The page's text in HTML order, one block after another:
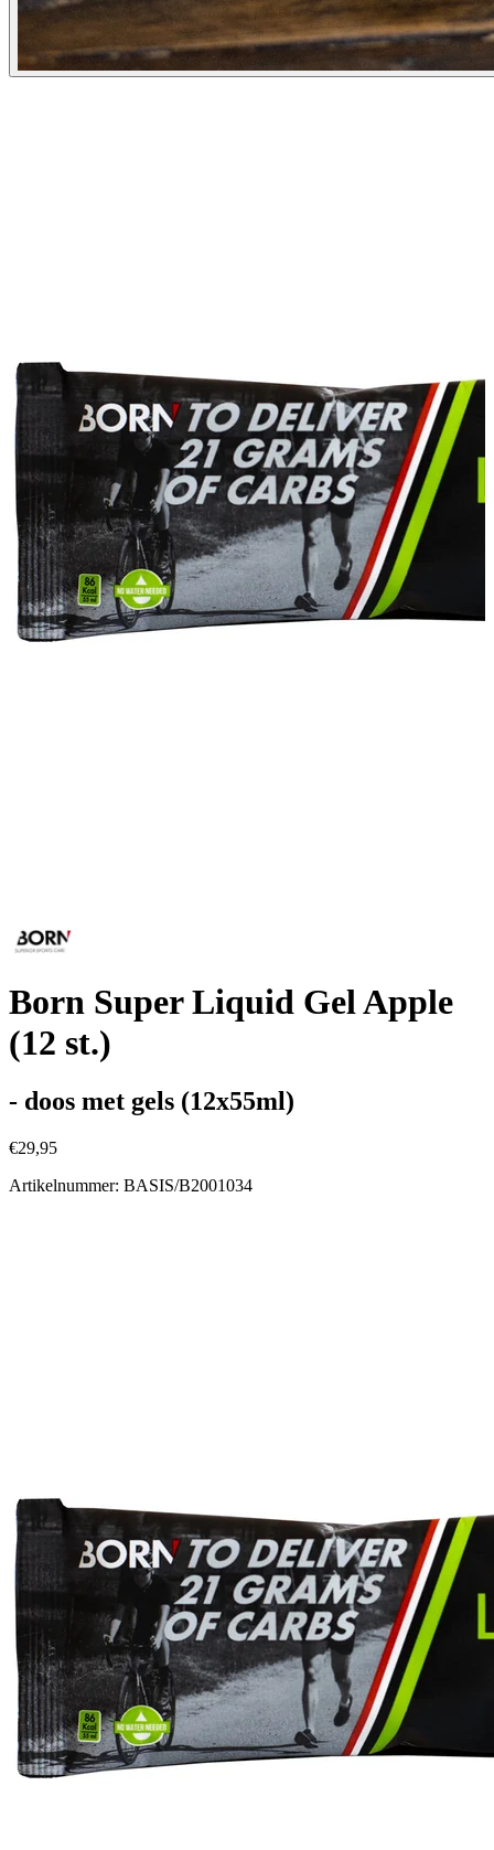
Born Super Liquid Gel Apple
(12 st.)
- doos met gels (12x55ml)
€29,95
Artikelnummer: BASIS/B2001034